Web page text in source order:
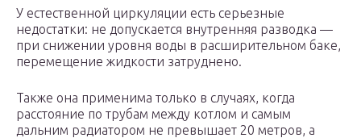
У естественной циркуляции есть серьезные
недостатки: не допускается внутренняя разводка —
при снижении уровня воды в расширительном баке,
перемещение жидкости затруднено.
Также она применима только в случаях, когда
расстояние по трубам между котлом и самым
дальним радиатором не превышает 20 метров, а